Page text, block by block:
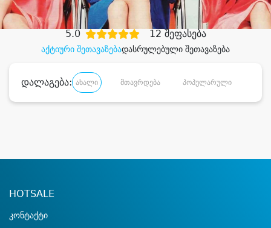
აქტიური შეთავაზებადასრულებული შეთავაზება
5.0 12 შეფასება
დალაგება: ახალი მთავრდება პოპულარული
HOTSALE
კონტაქტი